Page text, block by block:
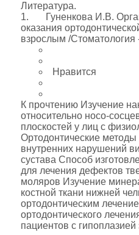
Литература.
1. Гуненкова И.В.
оказания
взрослым /
Нравится
К прочтению Изучение
относительно носо-
плоскостей у лиц с
Ортодонтические
внутренних нарушений
сустава Способ
для лечения дефектов
моляров Изучение
костной ткани нижней
ортодонтическим
ортодонтического
пациентов с